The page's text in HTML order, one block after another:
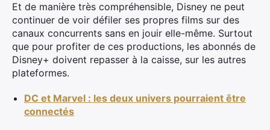
Et de manière très compréhensible, Disney ne peut
continuer de voir défiler ses propres films sur des
canaux concurrents sans en jouir elle-même. Surtout
que pour profiter de ces productions, les abonnés de
Disney+ doivent repasser à la caisse, sur les autres
plateformes.
DC et Marvel : les deux univers pourraient être
connectés